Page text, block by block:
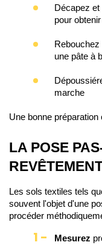
Décapez et
pour
Rebouchez
une pâte à
marche
Une bonne
LA POSE
Les sols textiles tels
souvent l'objet d'une
procéder
Mesurez